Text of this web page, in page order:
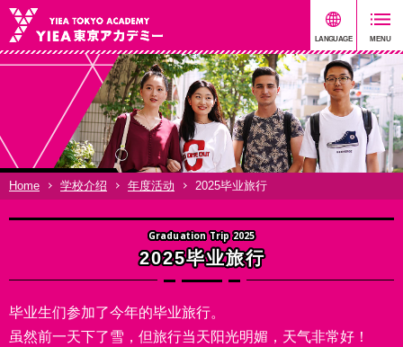
Home 学校介绍 年度活动 2025毕业旅行
Graduation Trip 2025
2025毕业旅行
毕业生们参加了今年的毕业旅行。
虽然前一天下了雪，但旅行当天阳光明媚，天气非常好！